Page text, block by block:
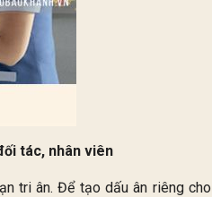
tác, nhân viên
tri ân. Để tạo dấu ân riêng cho